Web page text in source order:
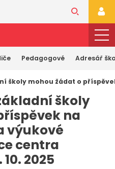
Pedagogové Adresář
školy mohou žádat o
školy
na
výukové
centra
2025